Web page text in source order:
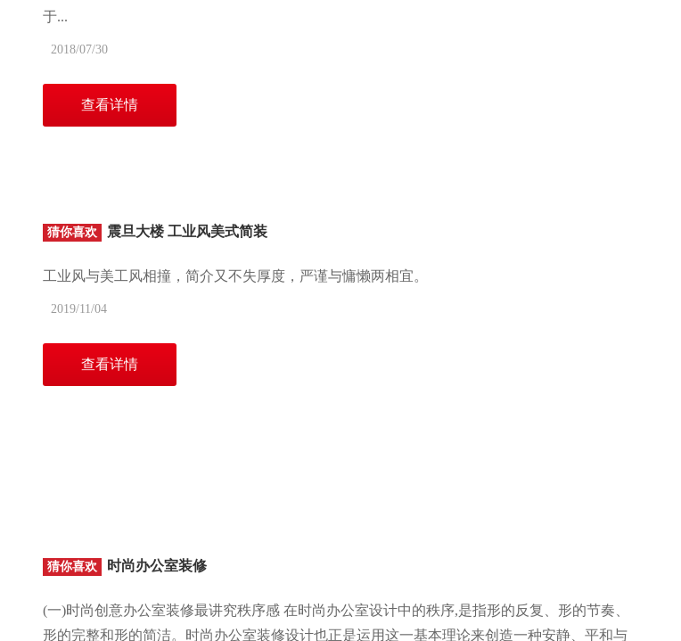
于...
2018/07/30
查看详情
猜你喜欢 震旦大楼 工业风美式简装
工业风与美工风相撞，简介又不失厚度，严谨与慵懒两相宜。
2019/11/04
查看详情
猜你喜欢 时尚办公室装修
(一)时尚创意办公室装修最讲究秩序感 在时尚办公室设计中的秩序,是指形的反复、形的节奏、
形的完整和形的简洁。时尚办公室装修设计也正是运用这一基本理论来创造一种安静、平和与